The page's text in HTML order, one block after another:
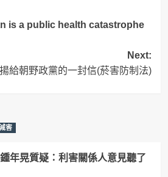
is a public health catastrophe
Next:
給朝野政黨的一封信(菸害防制法)
害
年晃質疑：利害關係人意見聽了